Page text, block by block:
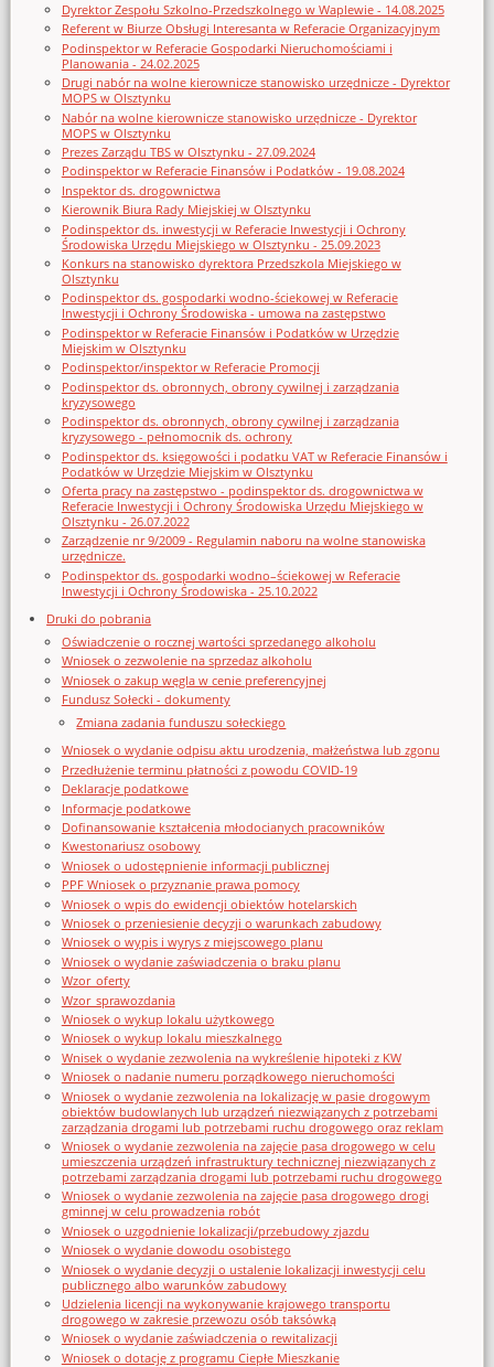
Dyrektor Zespołu Szkolno-Przedszkolnego w Waplewie - 14.08.2025
Referent w Biurze Obsługi Interesanta w Referacie Organizacyjnym
Podinspektor w Referacie Gospodarki Nieruchomościami i
Planowania - 24.02.2025
Drugi nabór na wolne kierownicze stanowisko urzędnicze - Dyrektor
MOPS w Olsztynku
Nabór na wolne kierownicze stanowisko urzędnicze - Dyrektor
MOPS w Olsztynku
Prezes Zarządu TBS w Olsztynku - 27.09.2024
Podinspektor w Referacie Finansów i Podatków - 19.08.2024
Inspektor ds. drogownictwa
Kierownik Biura Rady Miejskiej w Olsztynku
Podinspektor ds. inwestycji w Referacie Inwestycji i Ochrony
Środowiska Urzędu Miejskiego w Olsztynku - 25.09.2023
Konkurs na stanowisko dyrektora Przedszkola Miejskiego w
Olsztynku
Podinspektor ds. gospodarki wodno-ściekowej w Referacie
Inwestycji i Ochrony Środowiska - umowa na zastępstwo
Podinspektor w Referacie Finansów i Podatków w Urzędzie
Miejskim w Olsztynku
Podinspektor/inspektor w Referacie Promocji
Podinspektor ds. obronnych, obrony cywilnej i zarządzania
kryzysowego
Podinspektor ds. obronnych, obrony cywilnej i zarządzania
kryzysowego - pełnomocnik ds. ochrony
Podinspektor ds. księgowości i podatku VAT w Referacie Finansów i
Podatków w Urzędzie Miejskim w Olsztynku
Oferta pracy na zastępstwo - podinspektor ds. drogownictwa w
Referacie Inwestycji i Ochrony Środowiska Urzędu Miejskiego w
Olsztynku - 26.07.2022
Zarządzenie nr 9/2009 - Regulamin naboru na wolne stanowiska
urzędnicze.
Podinspektor ds. gospodarki wodno–ściekowej w Referacie
Inwestycji i Ochrony Środowiska - 25.10.2022
Druki do pobrania
Oświadczenie o rocznej wartości sprzedanego alkoholu
Wniosek o zezwolenie na sprzedaz alkoholu
Wniosek o zakup węgla w cenie preferencyjnej
Fundusz Sołecki - dokumenty
Zmiana zadania funduszu sołeckiego
Wniosek o wydanie odpisu aktu urodzenia, małżeństwa lub zgonu
Przedłużenie terminu płatności z powodu COVID-19
Deklaracje podatkowe
Informacje podatkowe
Dofinansowanie kształcenia młodocianych pracowników
Kwestonariusz osobowy
Wniosek o udostępnienie informacji publicznej
PPF Wniosek o przyznanie prawa pomocy
Wniosek o wpis do ewidencji obiektów hotelarskich
Wniosek o przeniesienie decyzji o warunkach zabudowy
Wniosek o wypis i wyrys z miejscowego planu
Wniosek o wydanie zaświadczenia o braku planu
Wzor_oferty
Wzor_sprawozdania
Wniosek o wykup lokalu użytkowego
Wniosek o wykup lokalu mieszkalnego
Wnisek o wydanie zezwolenia na wykreślenie hipoteki z KW
Wniosek o nadanie numeru porządkowego nieruchomości
Wniosek o wydanie zezwolenia na lokalizację w pasie drogowym
obiektów budowlanych lub urządzeń niezwiązanych z potrzebami
zarządzania drogami lub potrzebami ruchu drogowego oraz reklam
Wniosek o wydanie zezwolenia na zajęcie pasa drogowego w celu
umieszczenia urządzeń infrastruktury technicznej niezwiązanych z
potrzebami zarządzania drogami lub potrzebami ruchu drogowego
Wniosek o wydanie zezwolenia na zajęcie pasa drogowego drogi
gminnej w celu prowadzenia robót
Wniosek o uzgodnienie lokalizacji/przebudowy zjazdu
Wniosek o wydanie dowodu osobistego
Wniosek o wydanie decyzji o ustalenie lokalizacji inwestycji celu
publicznego albo warunków zabudowy
Udzielenia licencji na wykonywanie krajowego transportu
drogowego w zakresie przewozu osób taksówką
Wniosek o wydanie zaświadczenia o rewitalizacji
Wniosek o dotację z programu Ciepłe Mieszkanie